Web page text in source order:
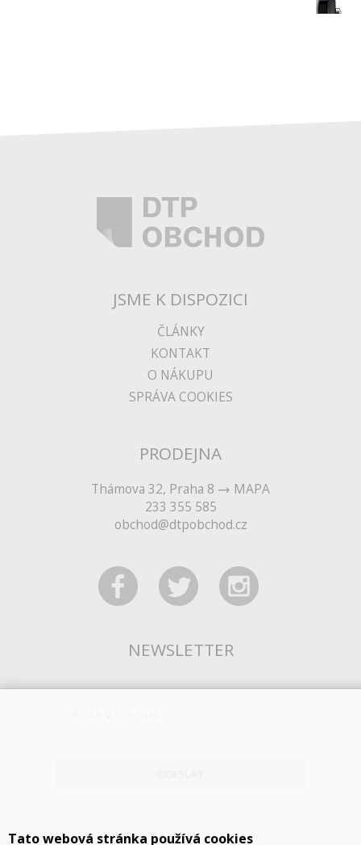
JSME K DISPOZICI
ČLÁNKY
KONTAKT
O NÁKUPU
SPRÁVA COOKIES
PRODEJNA
Thámova 32, Praha 8
MAPA
233 355 585
obchod@dtpobchod.cz
NEWSLETTER
Tato webová stránka používá cookies